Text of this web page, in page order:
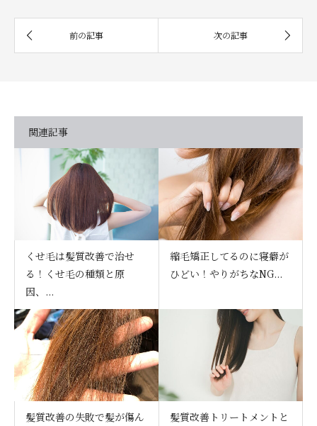
関連記事
くせ毛は髪質改善で治せ
る！くせ毛の種類と原
因、...
縮毛矯正してるのに寝癖が
ひどい！やりがちなNG...
髪質改善の失敗で髪が傷ん
髪質改善トリートメントと